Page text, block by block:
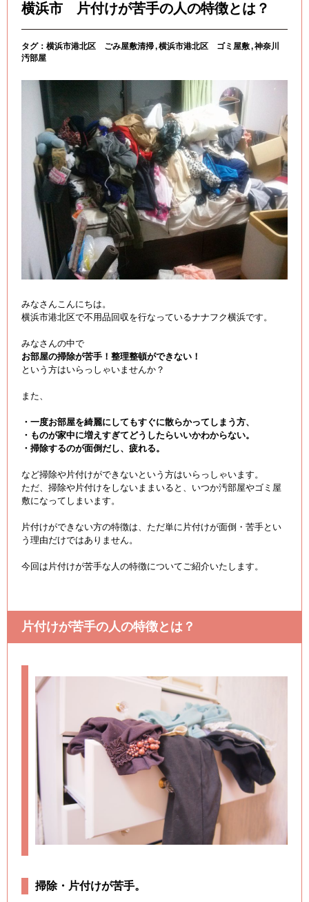
横浜市 片付けが苦手の人の特徴とは？
タグ： 横浜市港北区 ごみ屋敷清掃 横浜市港北区 ゴミ屋敷 神奈川
汚部屋
みなさんこんにちは。
横浜市港北区で不用品回収を行なっているナナフク横浜です。
みなさんの中で
お部屋の掃除が苦手！整理整頓ができない！
という方はいらっしゃいませんか？
また、
・一度お部屋を綺麗にしてもすぐに散らかってしまう方、
・ものが家中に増えすぎてどうしたらいいかわからない。
・掃除するのが面倒だし、疲れる。
など掃除や片付けができないという方はいらっしゃいます。
ただ、掃除や片付けをしないままいると、いつか汚部屋やゴミ屋
敷になってしまいます。
片付けができない方の特徴は、ただ単に片付けが面倒・苦手とい
う理由だけではありません。
今回は片付けが苦手な人の特徴についてご紹介いたします。
片付けが苦手の人の特徴とは？
掃除・片付けが苦手。